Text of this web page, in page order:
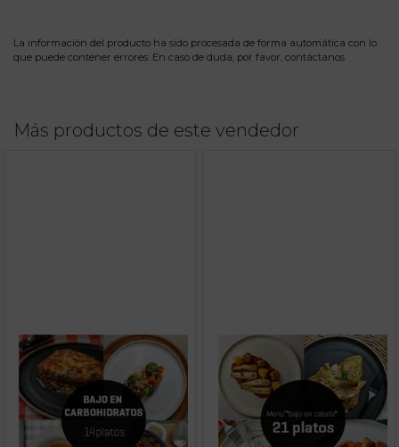
La información del producto ha sido procesada de forma automática con lo
que puede contener errores. En caso de duda, por favor, contáctanos
Más productos de este vendedor